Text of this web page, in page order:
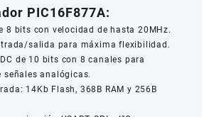
PIC16F877A:
8 bits con velocidad de hasta 20MHz.
salida para máxima flexibilidad.
de 10 bits con 8 canales para
señales analógicas.
14Kb Flash, 368B RAM y 256B